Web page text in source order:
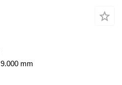
9.000 mm